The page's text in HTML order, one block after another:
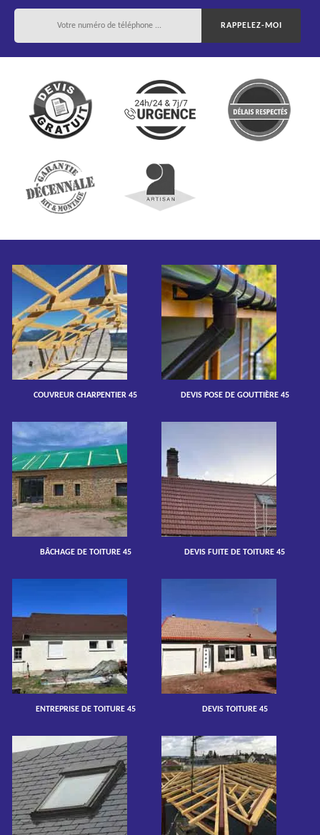
COUVREUR CHARPENTIER 45 DEVIS POSE DE GOUTTIÈRE 45
BÂCHAGE DE TOITURE 45 DEVIS FUITE DE TOITURE 45
ENTREPRISE DE TOITURE 45 DEVIS TOITURE 45